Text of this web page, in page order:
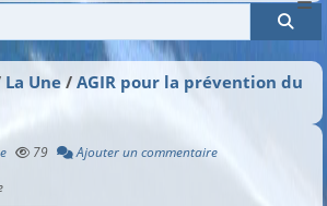
La Une
AGIR pour la prévention du
79 Ajouter un commentaire